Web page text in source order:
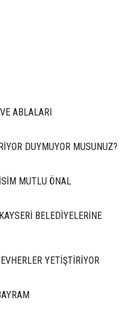
ABLALARI
DUYMUYOR MUSUNUZ?
MUTLU ÖNAL
BELEDİYELERİNE
YETİŞTİRİYOR